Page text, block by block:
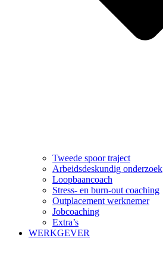
Tweede spoor traject
Arbeidsdeskundig onderzoek
Loopbaancoach
Stress- en burn-out coaching
Outplacement werknemer
Jobcoaching
Extra’s
WERKGEVER